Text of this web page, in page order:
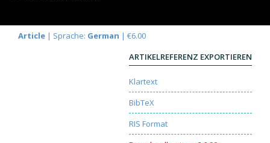
Article | Sprache: German | €6.00
ARTIKELREFERENZ EXPORTIEREN
Klartext
BibTeX
RIS Format